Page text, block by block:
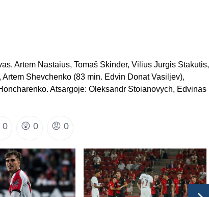
Artem Nastaius, Tomaš Skinder, Vilius Jurgis Stakutis,
Shevchenko (83 min. Edvin Donat Vasiljev),
Atsargoje: Oleksandr Stoianovych, Edvinas
0 😲 0 😡 0